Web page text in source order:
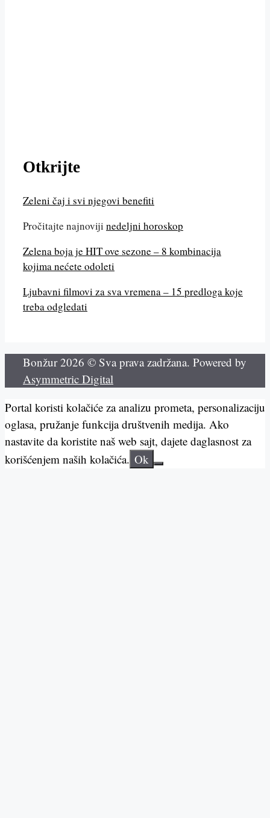
Otkrijte
Zeleni čaj i svi njegovi benefiti
Pročitajte najnoviji nedeljni horoskop
Zelena boja je HIT ove sezone – 8 kombinacija
kojima nećete odoleti
Ljubavni filmovi za sva vremena – 15 predloga koje
treba odgledati
Bonžur 2026 © Sva prava zadržana. Powered by
Asymmetric Digital
Portal koristi kolačiće za analizu prometa, personalizaciju
oglasa, pružanje funkcija društvenih medija. Ako
nastavite da koristite naš web sajt, dajete daglasnost za
korišćenjem naših kolačića. Ok